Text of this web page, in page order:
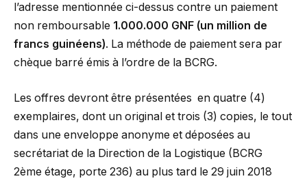
l’adresse mentionnée ci-dessus contre un paiement
non remboursable 1.000.000 GNF (un million de
francs guinéens). La méthode de paiement sera par
chèque barré émis à l’ordre de la BCRG.
Les offres devront être présentées en quatre (4)
exemplaires, dont un original et trois (3) copies, le tout
dans une enveloppe anonyme et déposées au
secrétariat de la Direction de la Logistique (BCRG
2ème étage, porte 236) au plus tard le 29 juin 2018